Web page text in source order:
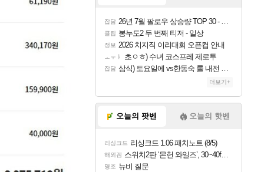
잡담 26년 7월 팔로우 상승량 TOP 30 - 월간 치지직
클립 봉누도2 두 번째 티저 - 일상
정보 2026 치지직 이리대회 오픈컵 안내
ㅗㅜㅑ 초ㅇㅎ) 수녀 코스프레 제로투
잡담 삼식) 토요일에 vs한동숙 롤 내전 예정
더보기+
오늘의 팟벤 오늘의 핫벤
리싱크드 리싱크드 1.06 패치노트 (8/5)
해외겜 스위치2판 ‘몬헌 와일즈’, 30~40fps 목표 추정
명조 뉴비 질문